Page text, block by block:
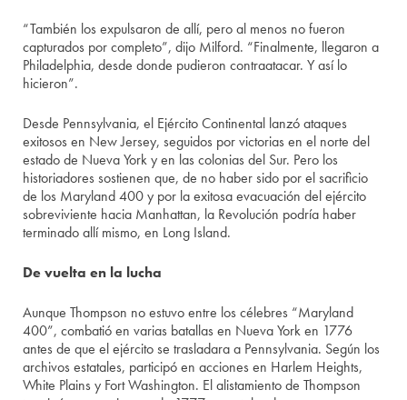
“También los expulsaron de allí, pero al menos no fueron
capturados por completo”, dijo Milford. “Finalmente, llegaron a
Philadelphia, desde donde pudieron contraatacar. Y así lo
hicieron”.
Desde Pennsylvania, el Ejército Continental lanzó ataques
exitosos en New Jersey, seguidos por victorias en el norte del
estado de Nueva York y en las colonias del Sur. Pero los
historiadores sostienen que, de no haber sido por el sacrificio
de los Maryland 400 y por la exitosa evacuación del ejército
sobreviviente hacia Manhattan, la Revolución podría haber
terminado allí mismo, en Long Island.
De vuelta en la lucha
Aunque Thompson no estuvo entre los célebres “Maryland
400”, combatió en varias batallas en Nueva York en 1776
antes de que el ejército se trasladara a Pennsylvania. Según los
archivos estatales, participó en acciones en Harlem Heights,
White Plains y Fort Washington. El alistamiento de Thompson